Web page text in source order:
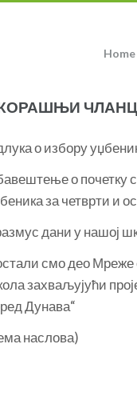
Home
о избору
о почетку
за четврти и
дани у нашој
смо део Мреже
захваљујући
Дунава“
наслова)